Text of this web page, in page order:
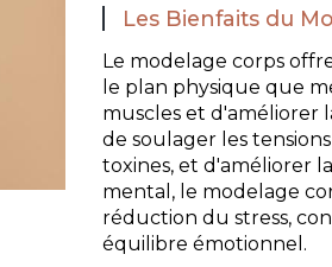
Les Bienfaits du
Le modelage corps
le plan physique que
muscles et d'améliorer
de soulager les
toxines, et d'améliorer
mental, le modelage
réduction du stress,
équilibre émotionnel.